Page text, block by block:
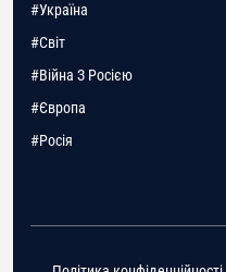
#Україна
#Світ
#Війна З Росією
#Європа
#Росія